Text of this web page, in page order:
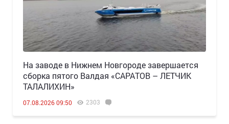
Н️а заводе в Нижнем Новгороде завершается
сборка пятого Валдая «САРАТОВ – ЛЕТЧИК
ТАЛАЛИХИН»
07.08.2026 09:50 2303